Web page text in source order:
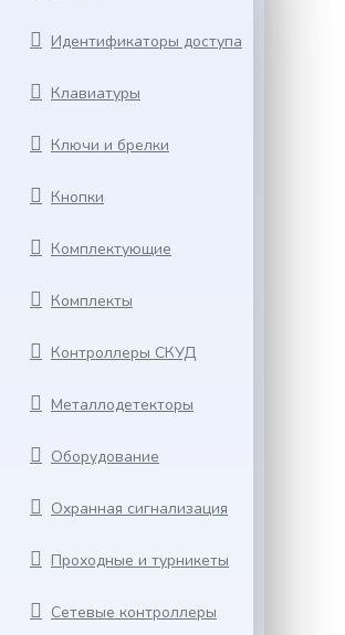
Идентификаторы доступа
Клавиатуры
Ключи и брелки
Кнопки
Комплектующие
Комплекты
Контроллеры СКУД
Металлодетекторы
Оборудование
Охранная сигнализация
Проходные и турникеты
Сетевые контроллеры